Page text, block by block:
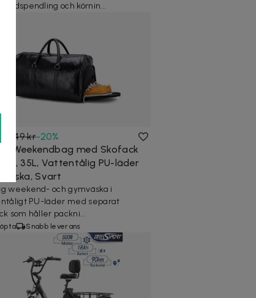
stadspendling och körnin...
349 kr-20%
Weekendbag med Skofack
35L, Vattentålig PU-läder
Svart
weekend- och gymväska i
PU-läder med separat
som håller packni...
Snabb leverans